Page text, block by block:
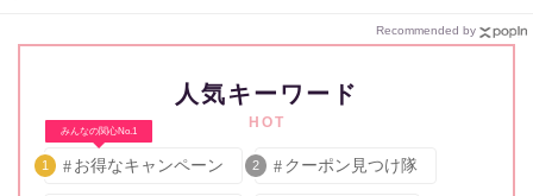
Recommended by
人気キーワード
HOT
みんなの関心No.1
1 お得なキャンペーン 2 クーポン見つけ隊